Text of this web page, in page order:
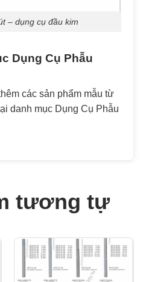
– dụng cụ đầu kim
Dụng Cụ Phẫu
các sản phẩm mẫu từ
danh mục Dụng Cụ Phẫu
tương tự